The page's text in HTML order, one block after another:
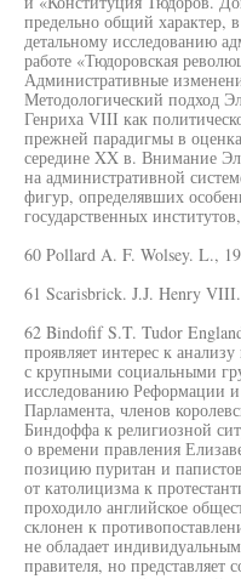
предельно общий характер,
детальному исследованию
работе «Тюдоровская
Административные
Методологический подход
Генриха VIII как
прежней парадигмы в
середине XX в. Внимание
на административной
фигур, определявших
государственных
60 Pollard A. F. Wolsey. L.,
61 Scarisbrick. J.J. Henry
62 Bindofif S.T. Tudor
проявляет интерес к
с крупными социальными
исследованию Реформации
Парламента, членов
Биндоффа к религиозной
о времени правления
позицию пуритан и
от католицизма к
проходило английское
склонен к
не обладает
правителя, но представляет